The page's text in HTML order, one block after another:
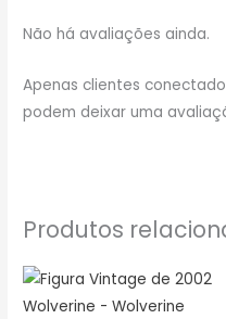
Não há avaliações ainda.
Apenas clientes
podem deixar uma
Produtos